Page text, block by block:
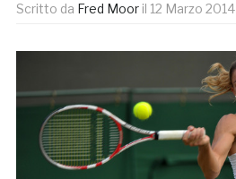
Scritto da Fred Moor il 12 Marzo 2014